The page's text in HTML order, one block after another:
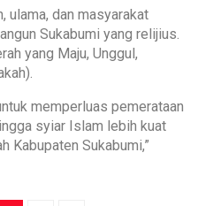
ulama, dan masyarakat
Sukabumi yang relijius.
yang Maju, Unggul,
memperluas pemerataan
syiar Islam lebih kuat
Kabupaten Sukabumi,”